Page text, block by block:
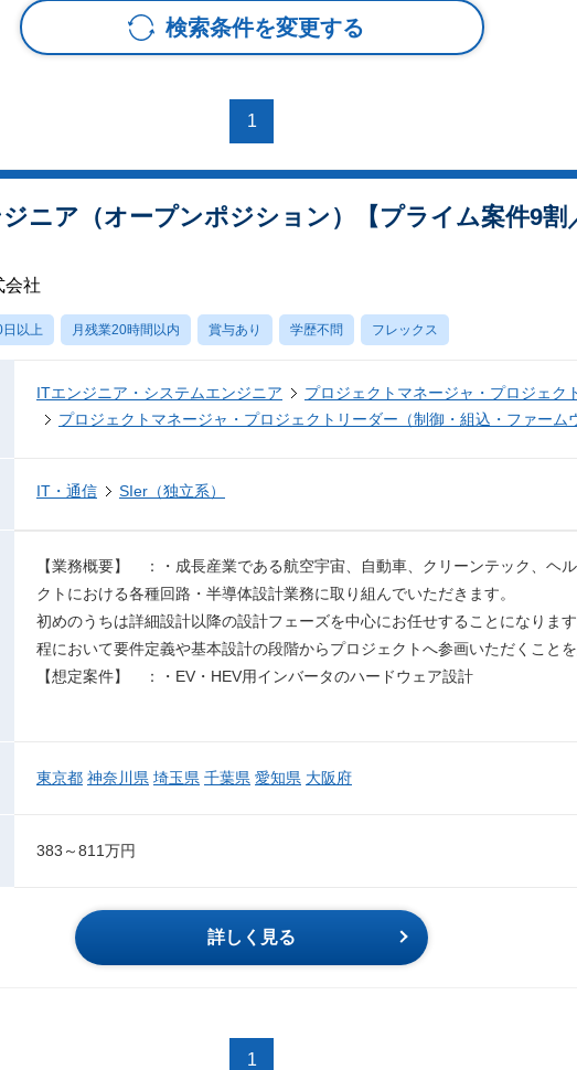
検索条件を変更する
1
ニア（オープンポジション）【プライム案件9割
会社
以上 月残業20時間以内 賞与あり 学歴不問 フレックス
ITエンジニア・システムエンジニア
プロジェクトマネージャ・プロジェク
プロジェクトマネージャ・プロジェクトリーダー（制御・組込・ファーム
IT・通信 SIer（独立系）
【業務概要】 ：・成長産業である航空宇宙、自動車、クリーンテック、ヘ
クトにおける各種回路・半導体設計業務に取り組んでいただきます。
初めのうちは詳細設計以降の設計フェーズを中心にお任せすることになりま
程において要件定義や基本設計の段階からプロジェクトへ参画いただくことを
【想定案件】 ：・EV・HEV用インバータのハードウェア設計
東京都 神奈川県 埼玉県 千葉県 愛知県 大阪府
383～811万円
詳しく見る
1